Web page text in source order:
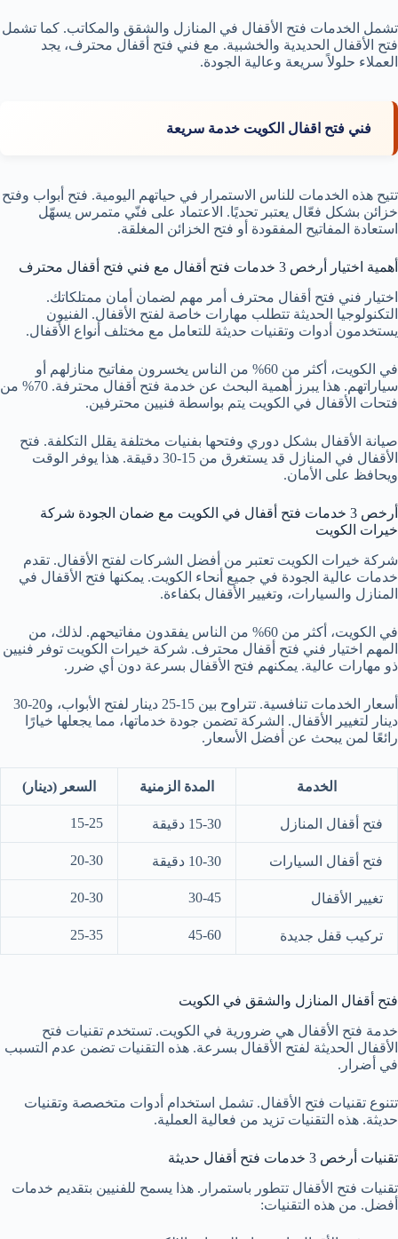
تشمل الخدمات فتح الأقفال في المنازل والشقق والمكاتب. كما تشمل
فتح الأقفال الحديدية والخشبية. مع فني فتح أقفال محترف، يجد
العملاء حلولاً سريعة وعالية الجودة.
فني فتح اقفال الكويت خدمة سريعة
تتيح هذه الخدمات للناس الاستمرار في حياتهم اليومية. فتح أبواب وفتح
خزائن بشكل فعّال يعتبر تحديًا. الاعتماد على فنّي متمرس يسهّل
استعادة المفاتيح المفقودة أو فتح الخزائن المغلقة.
أهمية اختيار أرخص 3 خدمات فتح أقفال مع فني فتح أقفال محترف
اختيار فني فتح أقفال محترف أمر مهم لضمان أمان ممتلكاتك.
التكنولوجيا الحديثة تتطلب مهارات خاصة لفتح الأقفال. الفنيون
يستخدمون أدوات وتقنيات حديثة للتعامل مع مختلف أنواع الأقفال.
في الكويت، أكثر من 60% من الناس يخسرون مفاتيح منازلهم أو
سياراتهم. هذا يبرز أهمية البحث عن خدمة فتح أقفال محترفة. 70% من
فتحات الأقفال في الكويت يتم بواسطة فنيين محترفين.
صيانة الأقفال بشكل دوري وفتحها بفنيات مختلفة يقلل التكلفة. فتح
الأقفال في المنازل قد يستغرق من 15-30 دقيقة. هذا يوفر الوقت
ويحافظ على الأمان.
أرخص 3 خدمات فتح أقفال في الكويت مع ضمان الجودة شركة
خيرات الكويت
شركة خيرات الكويت تعتبر من أفضل الشركات لفتح الأقفال. تقدم
خدمات عالية الجودة في جميع أنحاء الكويت. يمكنها فتح الأقفال في
المنازل والسيارات، وتغيير الأقفال بكفاءة.
في الكويت، أكثر من 60% من الناس يفقدون مفاتيحهم. لذلك، من
المهم اختيار فني فتح أقفال محترف. شركة خيرات الكويت توفر فنيين
ذو مهارات عالية. يمكنهم فتح الأقفال بسرعة دون أي ضرر.
أسعار الخدمات تنافسية. تتراوح بين 15-25 دينار لفتح الأبواب، و20-30
دينار لتغيير الأقفال. الشركة تضمن جودة خدماتها، مما يجعلها خيارًا
رائعًا لمن يبحث عن أفضل الأسعار.
الخدمة المدة الزمنية السعر (دينار)
فتح أقفال المنازل 15-30 دقيقة 15-25
فتح أقفال السيارات 10-30 دقيقة 20-30
تغيير الأقفال 30-45
20-30
تركيب قفل جديدة 45-60
25-35
فتح أقفال المنازل والشقق في الكويت
خدمة فتح الأقفال هي ضرورية في الكويت. تستخدم تقنيات فتح
الأقفال الحديثة لفتح الأقفال بسرعة. هذه التقنيات تضمن عدم التسبب
في أضرار.
تتنوع تقنيات فتح الأقفال. تشمل استخدام أدوات متخصصة وتقنيات
حديثة. هذه التقنيات تزيد من فعالية العملية.
تقنيات أرخص 3 خدمات فتح أقفال حديثة
تقنيات فتح الأقفال تتطور باستمرار. هذا يسمح للفنيين بتقديم خدمات
أفضل. من هذه التقنيات: